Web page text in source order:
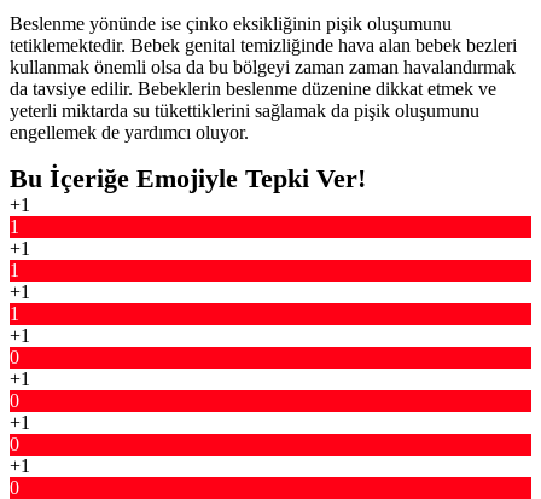
Beslenme yönünde ise çinko eksikliğinin pişik oluşumunu
tetiklemektedir. Bebek genital temizliğinde hava alan bebek bezleri
kullanmak önemli olsa da bu bölgeyi zaman zaman havalandırmak
da tavsiye edilir. Bebeklerin beslenme düzenine dikkat etmek ve
yeterli miktarda su tükettiklerini sağlamak da pişik oluşumunu
engellemek de yardımcı oluyor.
Bu İçeriğe Emojiyle Tepki Ver!
+1
1
+1
1
+1
1
+1
0
+1
0
+1
0
+1
0